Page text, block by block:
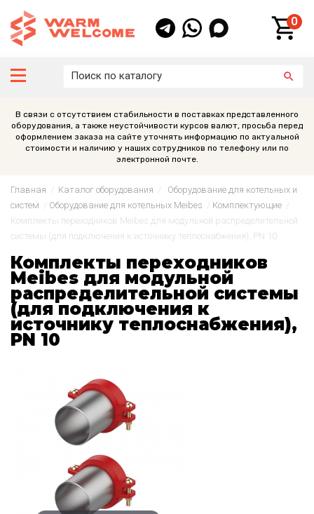
0
В связи с отсутствием стабильности в поставках представленного
оборудования, а также неустойчивости курсов валют, просьба перед
оформлением заказа на сайте уточнять информацию по актуальной
стоимости и наличию у наших сотрудников по телефону или по
электронной почте.
Главная Каталог оборудования
Оборудование для котельных и
систем
Оборудование для котельных Meibes Комплектующие
Комплекты переходников Meibes для модульной распределительной
системы (для подключения к источнику теплоснабжения), PN 10
Комплекты переходников
Meibes для модульной
распределительной системы
(для подключения к
источнику теплоснабжения),
PN 10